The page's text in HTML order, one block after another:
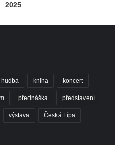
2025
hudba kniha koncert
přednáška představení
výstava Česká Lípa